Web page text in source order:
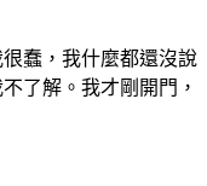
蠢，我什麼都還沒說
了解。我才剛開門，